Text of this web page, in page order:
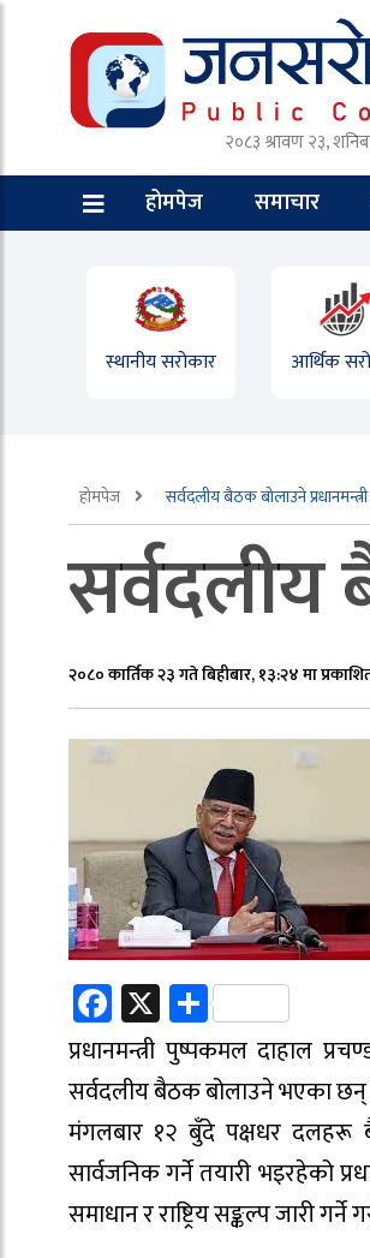
२०८३ श्रावण २३,
होमपेज समाचार
स्थानीय सरोकार आर्थिक
होमपेज सर्वदलीय बैठक बोलाउने
सर्वदलीय
२०८० कार्तिक २३ गते बिहीबार, १३:२४ मा
Facebook
X Share
प्रधानमन्त्री पुष्पकमल दाहाल
सर्वदलीय बैठक बोलाउने भएका छन्
मंगलबार १२ बुँदे पक्षधर दलहरू
सार्वजनिक गर्ने तयारी भइरहेको
समाधान र राष्ट्रिय सङ्कल्प जारी